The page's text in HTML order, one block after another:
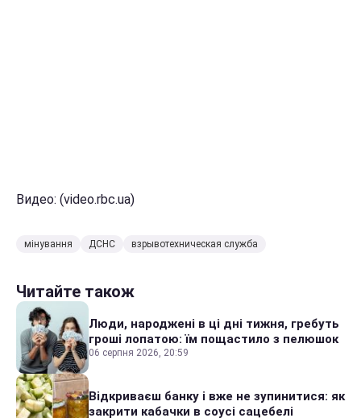
Видео: (video.rbc.ua)
мінування ДСНС взрывотехническая служба
Читайте також
Люди, народжені в ці дні тижня, гребуть
гроші лопатою: їм пощастило з пелюшок
06 серпня 2026, 20:59
Відкриваєш банку і вже не зупинитися: як
закрити кабачки в соусі сацебелі